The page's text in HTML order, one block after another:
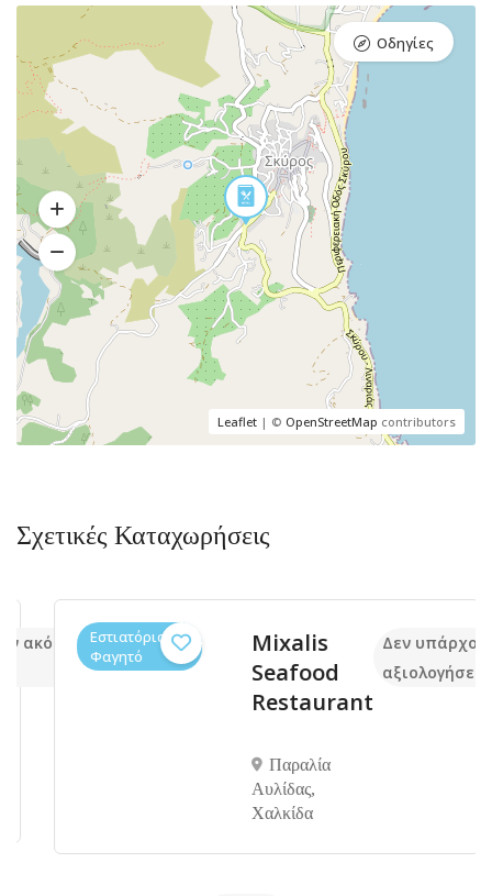
Leaflet | © OpenStreetMap contributors
Οδηγίες
Σχετικές Καταχωρήσεις
Εστιατόρια,
Φαγητό
Mixalis
Seafood
Restaurant
Παραλία
Αυλίδας,
Χαλκίδα
Δεν υπάρχουν
αξιολογήσεις